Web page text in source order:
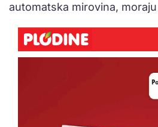
automatska mirovina,